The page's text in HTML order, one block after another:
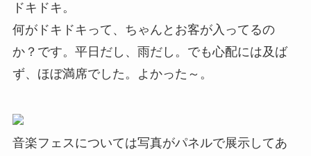
ドキドキ。
何がドキドキって、ちゃんとお客が入ってるの
か？です。平日だし、雨だし。でも心配には及ば
ず、ほぼ満席でした。よかった～。
音楽フェスについては写真がパネルで展示してあ